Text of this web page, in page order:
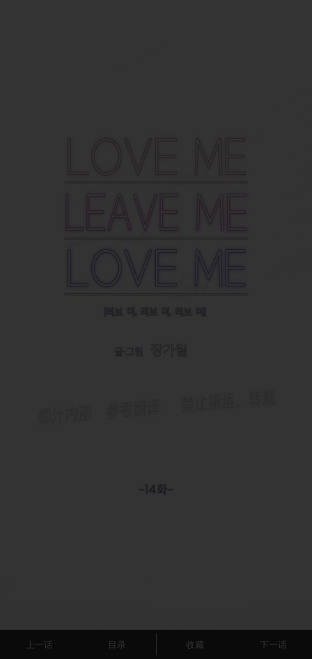
上一话 目录 收藏 下一话